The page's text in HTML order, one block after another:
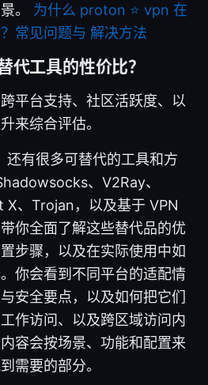
。 为什么 proton ⭐ vpn 在
常见问题与 解决方法
代工具的性价比？
平台支持、社区活跃度、以
来综合评估。
还有很多可替代的工具和方
、V2Ray、
、Trojan，以及基于 VPN
你全面了解这些替代品的优
步骤，以及在实际使用中如
你会看到不同平台的适配情
安全要点，以及如何把它们
作访问、以及跨区域访问内
容会按场景、功能和配置来
需要的部分。